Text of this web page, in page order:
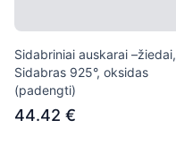
Sidabriniai auskarai –žiedai,
Sidabras 925°, oksidas
(padengti)
44.42 €